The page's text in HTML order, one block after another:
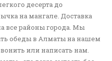
десерта до
на мангале. Доставка
все районы города. Мы
обеды в Алматы на нашем
или написать нам.